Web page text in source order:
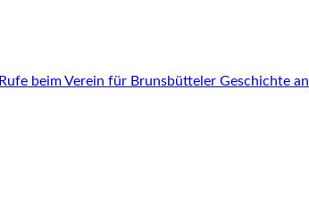
Rufe beim Verein für Brunsbütteler Geschichte an